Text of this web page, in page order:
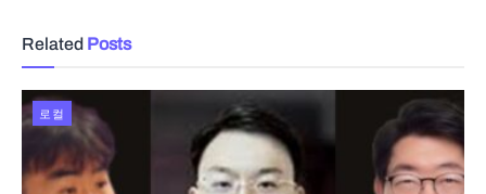
Related Posts
로컬